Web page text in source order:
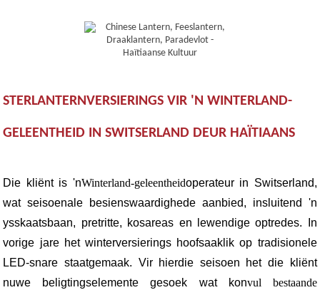
STERLANTERNVERSIERINGS VIR 'N WINTERLAND-
GELEENTHEID IN SWITSERLAND DEUR HAÏTIAANS
Die kliënt is 'nWinterland-geleentheidoperateur in Switserland,
wat seisoenale besienswaardighede aanbied, insluitend 'n
ysskaatsbaan, pretritte, kosareas en lewendige optredes. In
vorige jare het winterversierings hoofsaaklik op tradisionele
LED-snare staatgemaak. Vir hierdie seisoen het die kliënt
nuwe beligtingselemente gesoek wat konvul bestaande